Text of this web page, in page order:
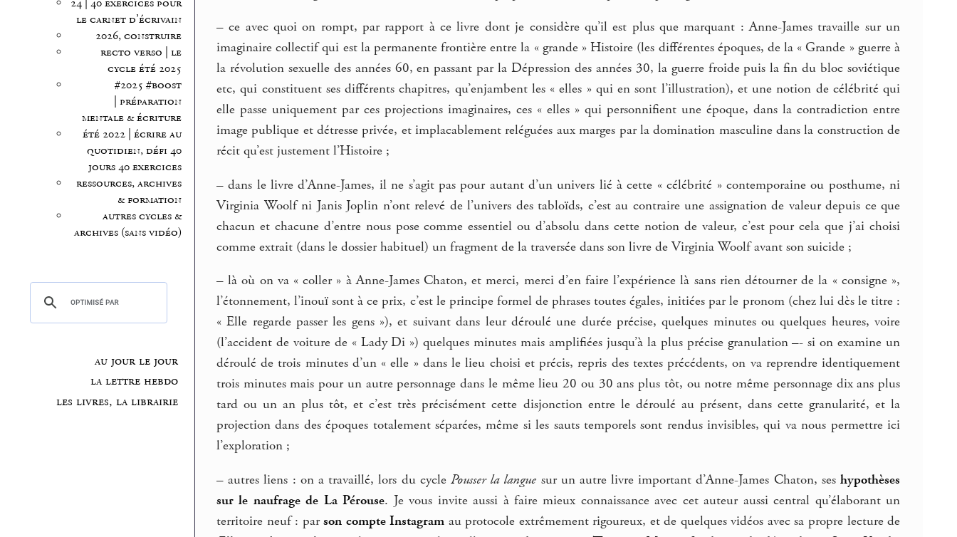
24 | 40 exercices pour
le carnet d’écrivain
2026, construire
recto verso | le
cycle été 2025
#2025 #boost
| préparation
mentale & écriture
été 2022 | écrire au
quotidien, défi 40
jours 40 exercices
ressources, archives
& formation
autres cycles &
archives (sans vidéo)
au jour le jour
la lettre hebdo
les livres, la librairie
– ce avec quoi on rompt, par rapport à ce livre dont je considère qu’il est plus que marquant : Anne-James travaille sur un
imaginaire collectif qui est la permanente frontière entre la « grande » Histoire (les différentes époques, de la « Grande » guerre à
la révolution sexuelle des années 60, en passant par la Dépression des années 30, la guerre froide puis la fin du bloc soviétique
etc, qui constituent ses différents chapitres, qu’enjambent les « elles » qui en sont l’illustration), et une notion de célébrité qui
elle passe uniquement par ces projections imaginaires, ces « elles » qui personnifient une époque, dans la contradiction entre
image publique et détresse privée, et implacablement reléguées aux marges par la domination masculine dans la construction de
récit qu’est justement l’Histoire ;
– dans le livre d’Anne-James, il ne s’agit pas pour autant d’un univers lié à cette « célébrité » contemporaine ou posthume, ni
Virginia Woolf ni Janis Joplin n’ont relevé de l’univers des tabloïds, c’est au contraire une assignation de valeur depuis ce que
chacun et chacune d’entre nous pose comme essentiel ou d’absolu dans cette notion de valeur, c’est pour cela que j’ai choisi
comme extrait (dans le dossier habituel) un fragment de la traversée dans son livre de Virginia Woolf avant son suicide ;
– là où on va « coller » à Anne-James Chaton, et merci, merci d’en faire l’expérience là sans rien détourner de la « consigne »,
l’étonnement, l’inouï sont à ce prix, c’est le principe formel de phrases toutes égales, initiées par le pronom (chez lui dès le titre :
« Elle regarde passer les gens »), et suivant dans leur déroulé une durée précise, quelques minutes ou quelques heures, voire
(l’accident de voiture de « Lady Di ») quelques minutes mais amplifiées jusqu’à la plus précise granulation –- si on examine un
déroulé de trois minutes d’un « elle » dans le lieu choisi et précis, repris des textes précédents, on va reprendre identiquement
trois minutes mais pour un autre personnage dans le même lieu 20 ou 30 ans plus tôt, ou notre même personnage dix ans plus
tard ou un an plus tôt, et c’est très précisément cette disjonction entre le déroulé au présent, dans cette granularité, et la
projection dans des époques totalement séparées, même si les sauts temporels sont rendus invisibles, qui va nous permettre ici
l’exploration ;
– autres liens : on a travaillé, lors du cycle Pousser la langue sur un autre livre important d’Anne-James Chaton, seshypothèses
sur le naufrage de La Pérouse. Je vous invite aussi à faire mieux connaissance avec cet auteur aussi central qu’élaborant un
territoire neuf : parson compte Instagram au protocole extrêmement rigoureux, et de quelques vidéos avec sa propre lecture de